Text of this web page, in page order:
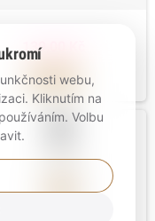
139,00 Kč
KÚPIŤwebu,
Kliknutím na
Volbu